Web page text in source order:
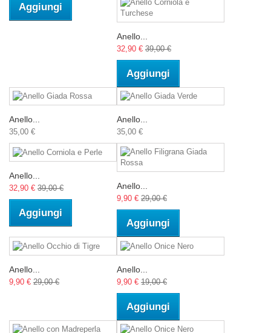
Aggiungi
Anello...
32,90 € 39,00 €
Aggiungi
Anello...
35,00 €
Anello...
35,00 €
Anello...
32,90 € 39,00 €
Aggiungi
Anello...
9,90 € 29,00 €
Aggiungi
Anello...
9,90 € 29,00 €
Anello...
9,90 € 19,00 €
Aggiungi